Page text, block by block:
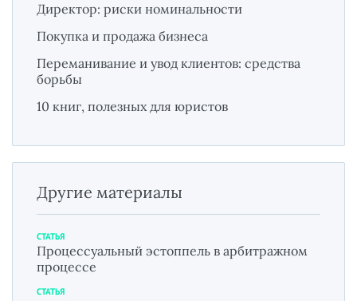
Директор: риски номинальности
Покупка и продажа бизнеса
Переманивание и увод клиентов: средства
борьбы
10 книг, полезных для юристов
Другие материалы
СТАТЬЯ
Процессуальный эстоппель в арбитражном
процессе
СТАТЬЯ